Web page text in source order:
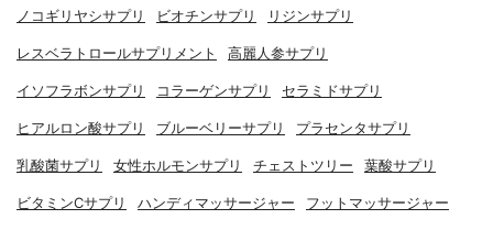
ノコギリヤシサプリ ビオチンサプリ リジンサプリ
レスベラトロールサプリメント 高麗人参サプリ
イソフラボンサプリ コラーゲンサプリ セラミドサプリ
ヒアルロン酸サプリ ブルーベリーサプリ プラセンタサプリ
乳酸菌サプリ 女性ホルモンサプリ チェストツリー 葉酸サプリ
ビタミンCサプリ ハンディマッサージャー フットマッサージャー